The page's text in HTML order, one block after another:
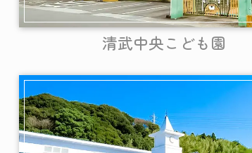
清武中央こども園